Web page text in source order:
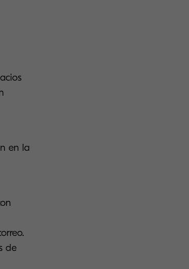
en la
de